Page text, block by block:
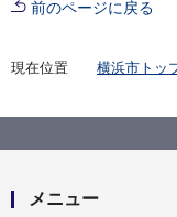
前のページに戻る
現在位置 横浜市トッ
新型コロナ
認について
メニュー